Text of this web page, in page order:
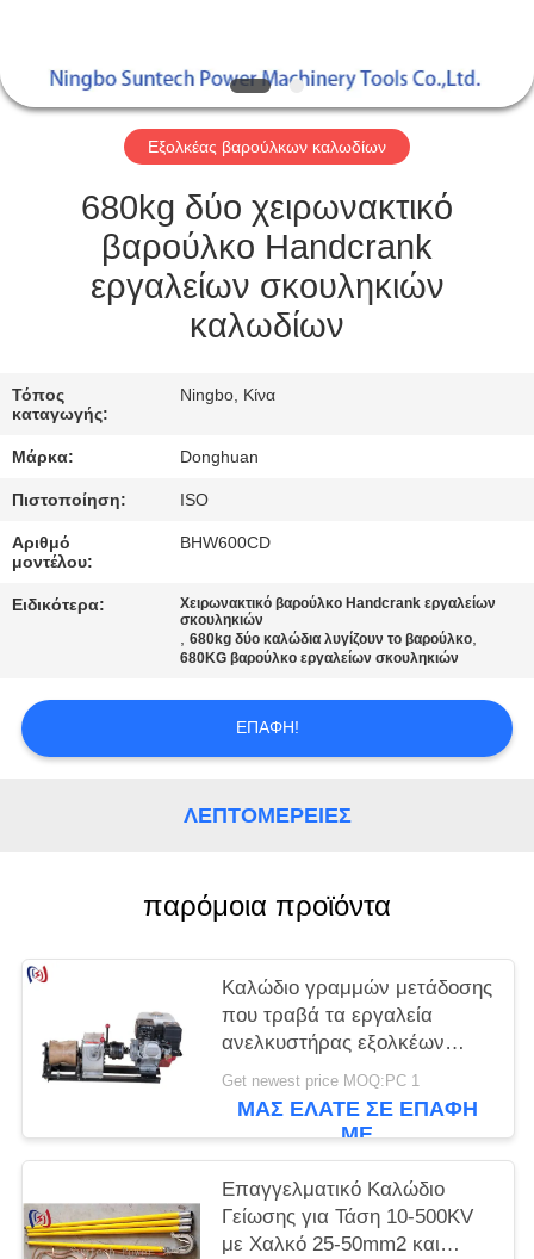
ΕΙΔΉΣΕΙΣ
ΖΗΤΉΣΤΕ
ΜΙΑ
ΠΡΟΣΦΟΡΆ
ΠΟΛΙΤΙΚΉ
ΑΠΟΡΡΉΤΟΥ
Εξολκέας βαρούλκων καλωδίων
680kg δύο χειρωνακτικό
βαρούλκο Handcrank
εργαλείων σκουληκιών
καλωδίων
Τόπος
καταγωγής:
Ningbo, Κίνα
Μάρκα: Donghuan
Πιστοποίηση: ISO
Αριθμό
μοντέλου:
BHW600CD
Ειδικότερα:
Χειρωνακτικό βαρούλκο Handcrank εργαλείων
σκουληκιών
,680kg δύο καλώδια λυγίζουν το βαρούλκο,
680KG βαρούλκο εργαλείων σκουληκιών
ΕΠΑΦΉ!
ΛΕΠΤΟΜΈΡΕΙΕΣ
παρόμοια προϊόντα
Καλώδιο γραμμών μετάδοσης
που τραβά τα εργαλεία
ανελκυστήρας εξολκέων
βαρούλκων καλωδίων 5
τόνου
Get newest price MOQ:PC 1
ΜΑΣ ΕΛΆΤΕ ΣΕ ΕΠΑΦΉ
ΜΕ
Επαγγελματικό Καλώδιο
Γείωσης για Τάση 10-500KV
με Χαλκό 25-50mm2 και